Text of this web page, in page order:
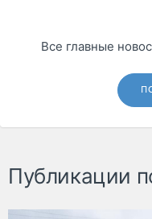
Все главные
Публикации